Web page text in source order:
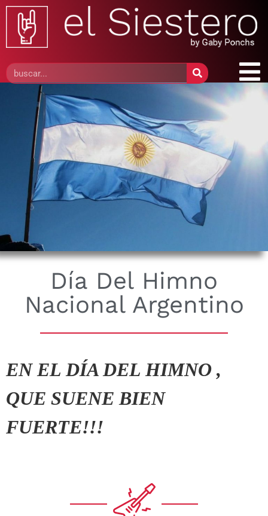
Día Del Himno
Nacional Argentino
EN EL DÍA DEL HIMNO ,
QUE SUENE BIEN
FUERTE!!!